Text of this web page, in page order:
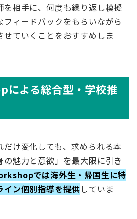
を相手に、何度も繰り返し模擬
ィードバックをもらいながら
ていくことをおすすめしま
よる総合型・学校推
け変化しても、求められる本
魅力と意欲」を最大限に引き
では海外生・帰国生に特
ン個別指導を提供していま